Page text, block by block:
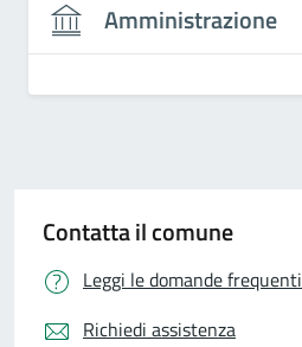
Amministrazione
Contatta il comune
Leggi le domande frequenti
Richiedi assistenza